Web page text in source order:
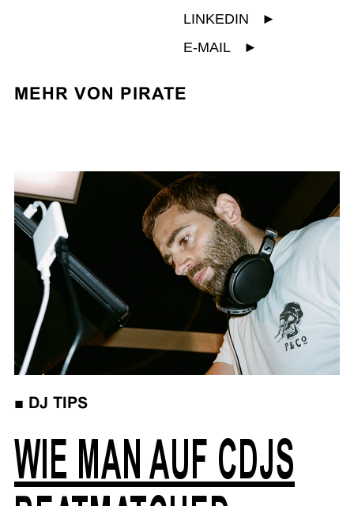
LINKEDIN
►
E-MAIL
►
MEHR VON PIRATE
■ DJ TIPS
WIE MAN AUF CDJS